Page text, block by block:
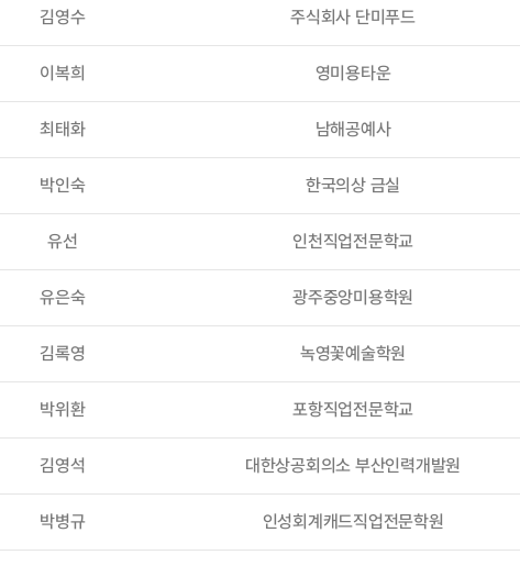
김영수 주식회사 단미푸드
이복희 영미용타운
최태화 남해공예사
박인숙 한국의상 금실
유선 인천직업전문학교
유은숙 광주중앙미용학원
김록영 녹영꽃예술학원
박위환 포항직업전문학교
김영석 대한상공회의소 부산인력개발원
박병규 인성회계캐드직업전문학원